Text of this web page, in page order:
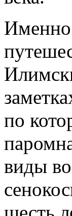
Именно
по
виды